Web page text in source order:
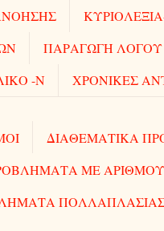
ΠΑΡΑΓΩΓΗ ΛΟΓΟΥ
-Ν ΧΡΟΝΙΚΕΣ
ΔΙΑΘΕΜΑΤΙΚΑ
ΜΕ ΑΡΙΘΜΟΥΣ